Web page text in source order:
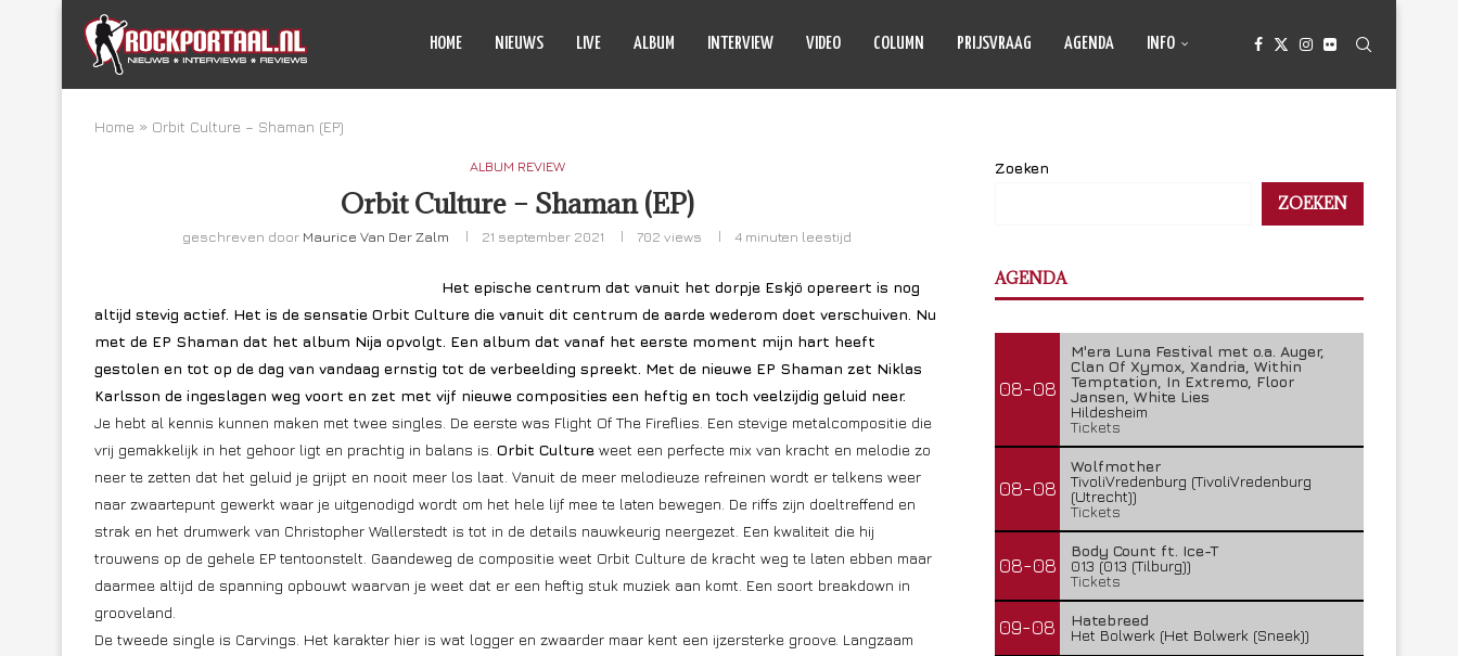
HOME NIEUWS LIVE ALBUM INTERVIEW VIDEO COLUMN PRIJSVRAAG AGENDA INFO
Home » Orbit Culture – Shaman (EP)
ALBUM REVIEW
Orbit Culture – Shaman (EP)
geschreven door Maurice Van Der Zalm 21 september 2021 702 views 4 minuten leestijd
Het epische centrum dat vanuit het dorpje Eskjö opereert is nog
altijd stevig actief. Het is de sensatie Orbit Culture die vanuit dit centrum de aarde wederom doet verschuiven. Nu
met de EP Shaman dat het album Nija opvolgt. Een album dat vanaf het eerste moment mijn hart heeft
gestolen en tot op de dag van vandaag ernstig tot de verbeelding spreekt. Met de nieuwe EP Shaman zet Niklas
Karlsson de ingeslagen weg voort en zet met vijf nieuwe composities een heftig en toch veelzijdig geluid neer.
Je hebt al kennis kunnen maken met twee singles. De eerste was Flight Of The Fireflies. Een stevige metalcompositie die
vrij gemakkelijk in het gehoor ligt en prachtig in balans is. Orbit Culture weet een perfecte mix van kracht en melodie zo
neer te zetten dat het geluid je grijpt en nooit meer los laat. Vanuit de meer melodieuze refreinen wordt er telkens weer
naar zwaartepunt gewerkt waar je uitgenodigd wordt om het hele lijf mee te laten bewegen. De riffs zijn doeltreffend en
strak en het drumwerk van Christopher Wallerstedt is tot in de details nauwkeurig neergezet. Een kwaliteit die hij
trouwens op de gehele EP tentoonstelt. Gaandeweg de compositie weet Orbit Culture de kracht weg te laten ebben maar
daarmee altijd de spanning opbouwt waarvan je weet dat er een heftig stuk muziek aan komt. Een soort breakdown in
grooveland.
De tweede single is Carvings. Het karakter hier is wat logger en zwaarder maar kent een ijzersterke groove. Langzaam
Zoeken
ZOEKEN
AGENDA
08-08
M'era Luna Festival met o.a. Auger,
Clan Of Xymox, Xandria, Within
Temptation, In Extremo, Floor
Jansen, White Lies
Hildesheim
Tickets
08-08
Wolfmother
TivoliVredenburg (TivoliVredenburg
(Utrecht))
Tickets
08-08
Body Count ft. Ice-T
013 (013 (Tilburg))
Tickets
09-08
Hatebreed
Het Bolwerk (Het Bolwerk (Sneek))